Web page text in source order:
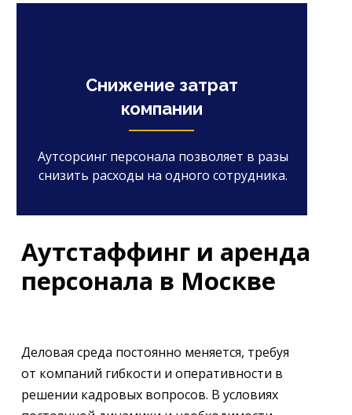
Снижение затрат
компании
Аутсорсинг персонала позволяет в разы
снизить расходы на одного сотрудника.
Деловая среда постоянно меняется, требуя
от компаний гибкости и оперативности в
решении кадровых вопросов. В условиях
Аутстаффинг и аренда
персонала в Москве